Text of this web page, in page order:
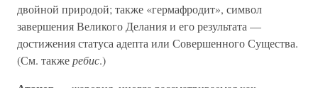
двойной природой; также «гермафродит», символ
завершения Великого Делания и его результата —
достижения статуса адепта или Совершенного Существа.
(См. такжеребис.)